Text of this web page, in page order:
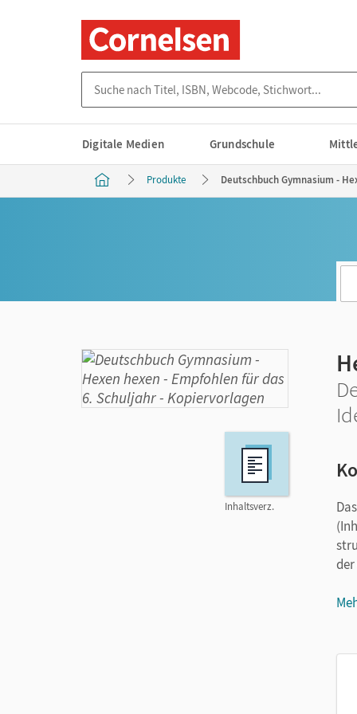
Digitale Medien Grundschule
Produkte Deutschbuch Gymnasium -
Inhaltsverz.